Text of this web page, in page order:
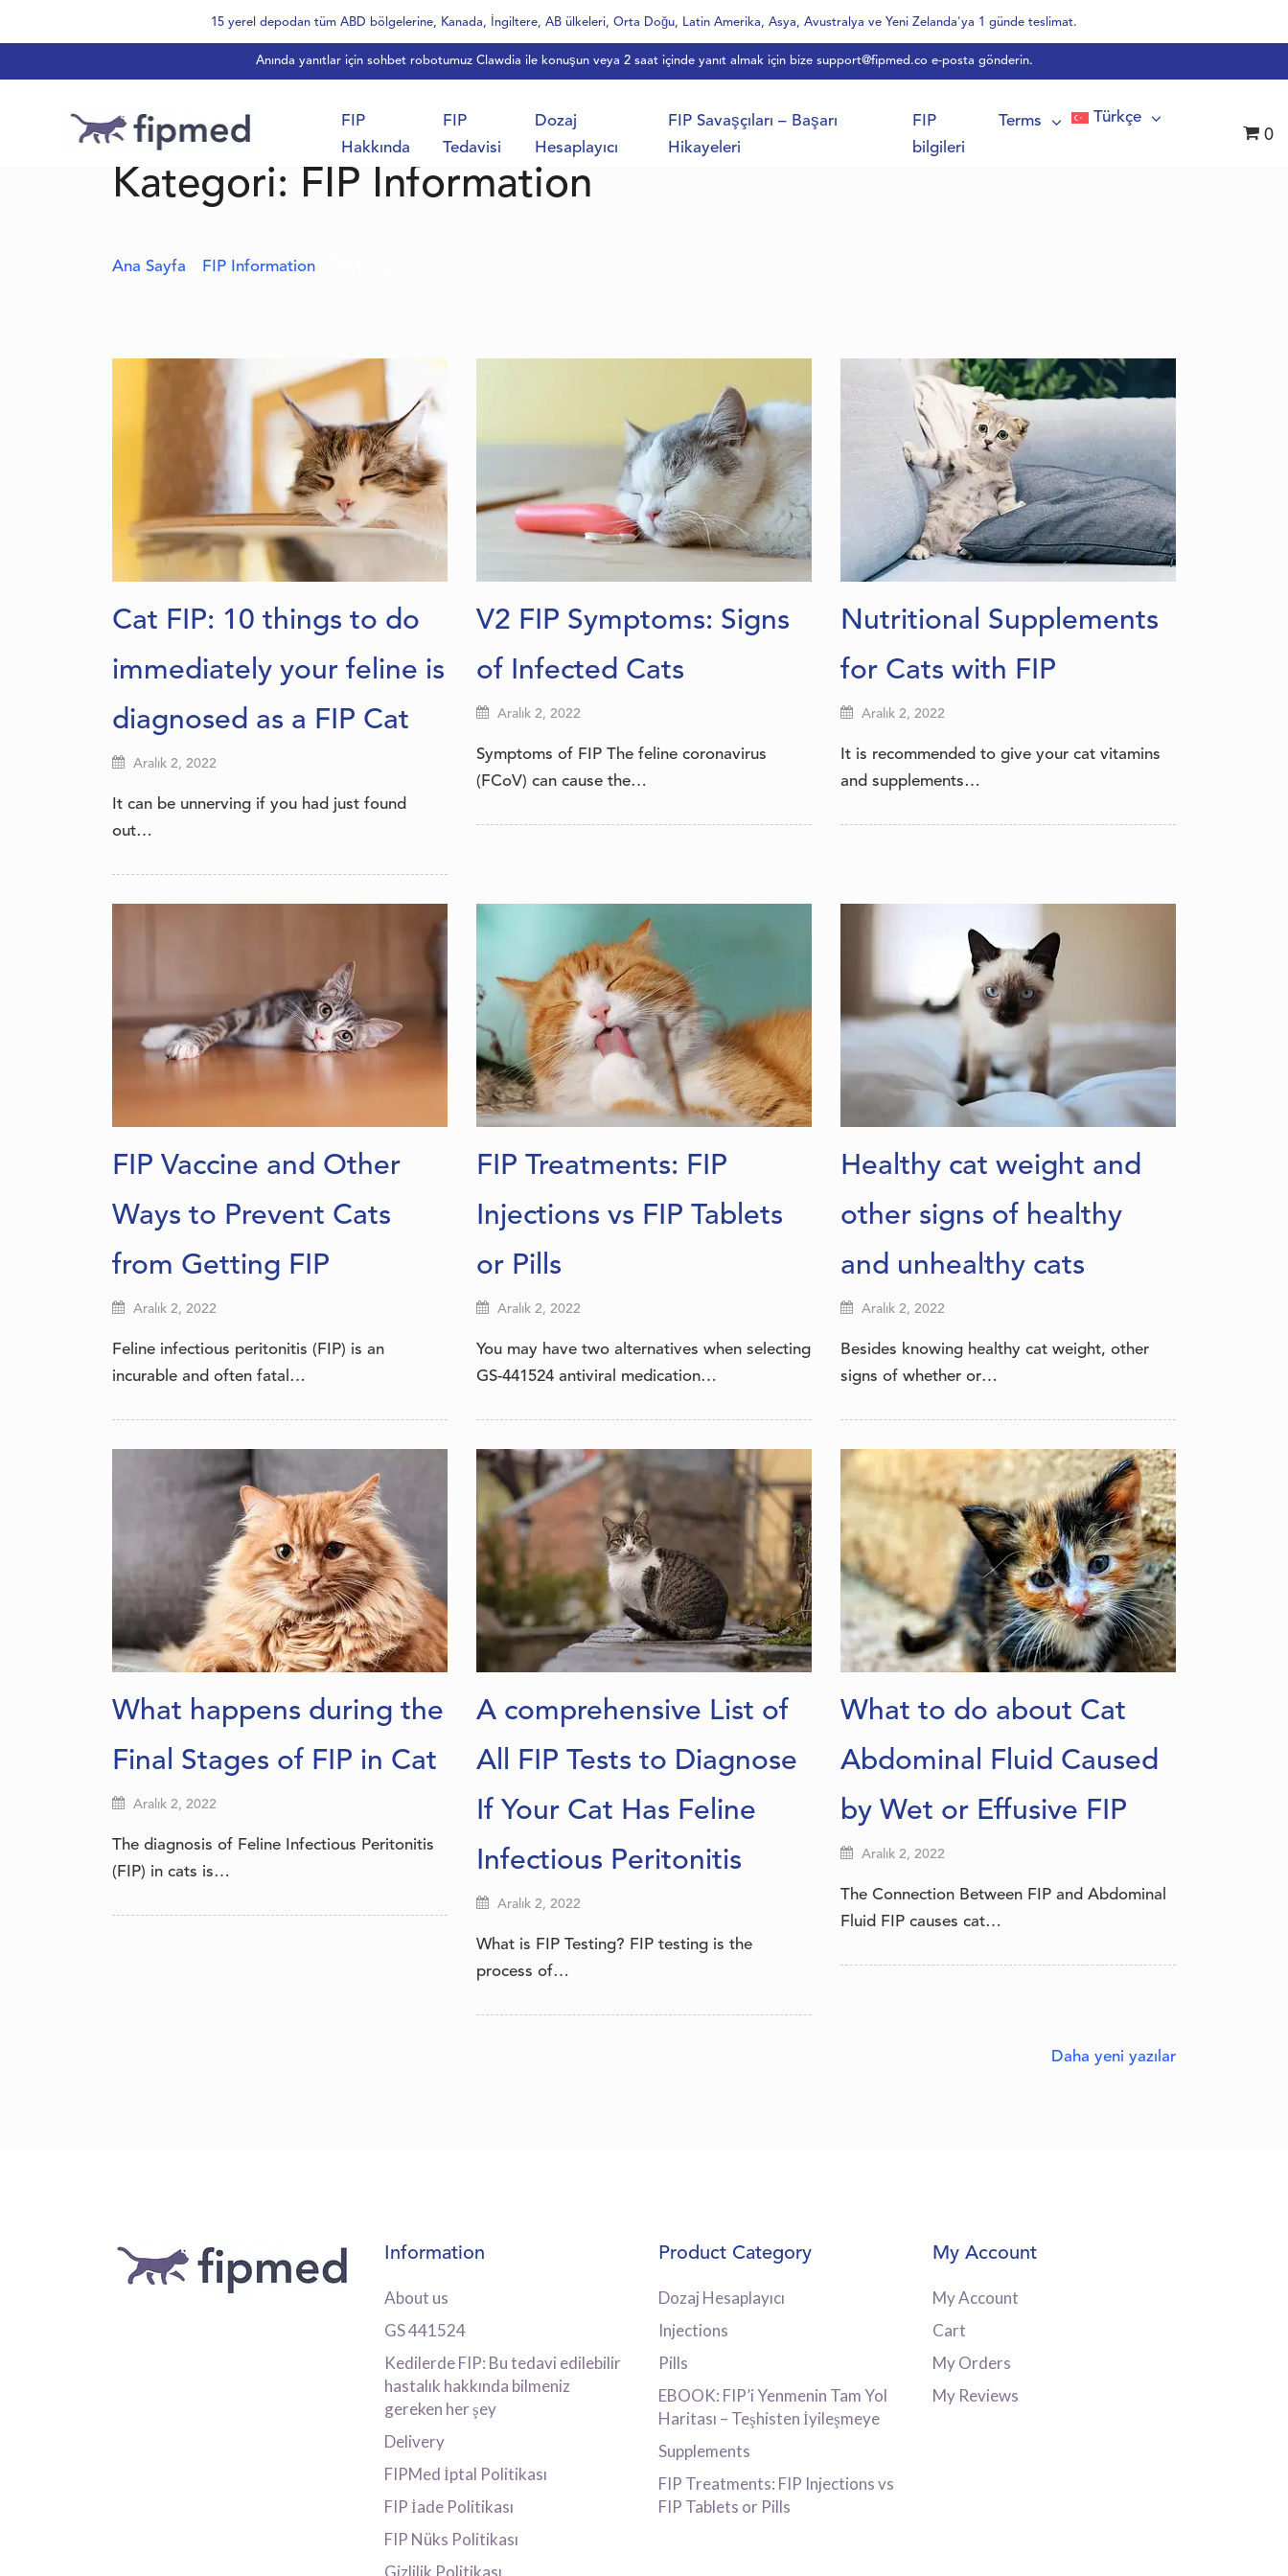
15 yerel depodan tüm ABD bölgelerine, Kanada, İngiltere, AB ülkeleri, Orta Doğu, Latin Amerika, Asya, Avustralya ve Yeni Zelanda'ya 1 günde teslimat.
Anında yanıtlar için sohbet robotumuz Clawdia ile konuşun veya 2 saat içinde yanıt almak için bize support@fipmed.co e-posta gönderin.
FIP
Hakkında
FIP
Tedavisi
Dozaj
Hesaplayıcı
FIP Savaşçıları – Başarı
Hikayeleri
FIP
bilgileri
Terms Türkçe
Almanca
Polonyaca
Portekizce, Brezilya
Rumence
0
Kategori: FIP Information
Ana Sayfa FIP Information
Cat FIP: 10 things to do
immediately your feline is
diagnosed as a FIP Cat
Aralık 2, 2022
It can be unnerving if you had just found
out…
V2 FIP Symptoms: Signs
of Infected Cats
Aralık 2, 2022
Symptoms of FIP The feline coronavirus
(FCoV) can cause the…
Nutritional Supplements
for Cats with FIP
Aralık 2, 2022
It is recommended to give your cat vitamins
and supplements…
FIP Vaccine and Other
Ways to Prevent Cats
from Getting FIP
Aralık 2, 2022
Feline infectious peritonitis (FIP) is an
incurable and often fatal…
FIP Treatments: FIP
Injections vs FIP Tablets
or Pills
Aralık 2, 2022
You may have two alternatives when selecting
GS-441524 antiviral medication…
Healthy cat weight and
other signs of healthy
and unhealthy cats
Aralık 2, 2022
Besides knowing healthy cat weight, other
signs of whether or…
What happens during the
Final Stages of FIP in Cat
Aralık 2, 2022
The diagnosis of Feline Infectious Peritonitis
(FIP) in cats is…
A comprehensive List of
All FIP Tests to Diagnose
If Your Cat Has Feline
Infectious Peritonitis
Aralık 2, 2022
What is FIP Testing? FIP testing is the
process of…
What to do about Cat
Abdominal Fluid Caused
by Wet or Effusive FIP
Aralık 2, 2022
The Connection Between FIP and Abdominal
Fluid FIP causes cat…
Daha yeni yazılar
Information
About us
GS 441524
Kedilerde FIP: Bu tedavi edilebilir
hastalık hakkında bilmeniz
gereken her şey
Delivery
FIPMed İptal Politikası
FIP İade Politikası
FIP Nüks Politikası
Gizlilik Politikası
Product Category
Dozaj Hesaplayıcı
Injections
Pills
EBOOK: FIP’i Yenmenin Tam Yol
Haritası – Teşhisten İyileşmeye
Supplements
FIP Treatments: FIP Injections vs
FIP Tablets or Pills
My Account
My Account
Cart
My Orders
My Reviews